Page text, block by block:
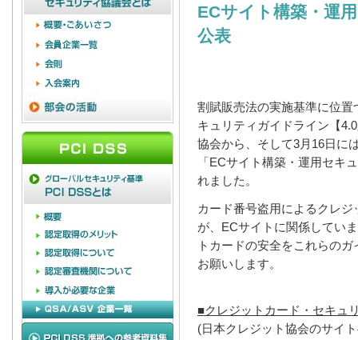
ECサイト構築・運
公表
割賦販売法の実施基準に位
キュリティガイドライン【
協会から、そして3月16日に
「ECサイト構築・運用セキ
れました。
カード番号盗用によるクレ
が、ECサイトに関係してい
トカードの安全をこれらの
お願いします。
■クレジットカード・セキュ
(日本クレジット協会のサイ